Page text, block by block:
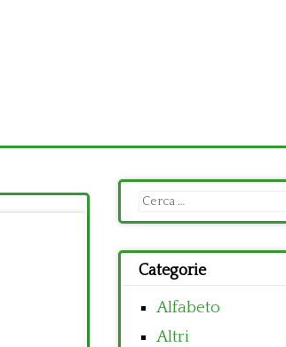
Ricerca
per:
Categorie
Alfabeto
Altri